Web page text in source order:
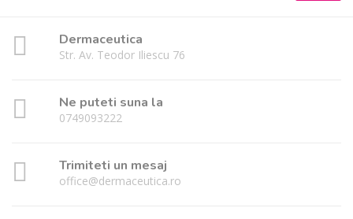
Dermaceutica
Str. Av. Teodor Iliescu 76
Ne puteti suna la
0749093222
Trimiteti un mesaj
office@dermaceutica.ro